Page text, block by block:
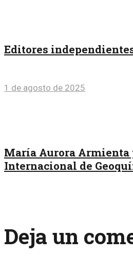
Editores
1 de agosto de 2025
María Aurora Armienta
Internacional de
Deja un